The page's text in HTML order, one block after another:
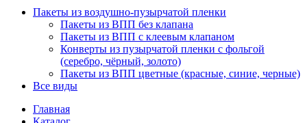
Пакеты из воздушно-пузырчатой пленки
Пакеты из ВПП без клапана
Пакеты из ВПП с клеевым клапаном
Конверты из пузырчатой пленки с фольгой
(серебро, чёрный, золото)
Пакеты из ВПП цветные (красные, синие, черные)
Все виды
Главная